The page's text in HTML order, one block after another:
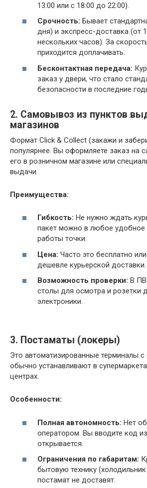
13:00 или с 18:00 до 22:00).
Срочность: Бывает
дня) и экспресс-доставка (от
нескольких часов). За
приходится доплачивать.
Бесконтактная передача:
заказ у двери, что стало
безопасности в последние
2. Самовывоз из пунктов
магазинов
Формат Click & Collect (закажи и
популярнее. Вы оформляете заказ на
его в розничном магазине или
выдачи.
Преимущества:
Гибкость: Не нужно ждать
пакет можно в любое удобное
работы точки.
Цена: Часто это бесплатно
дешевле курьерской доставки.
Возможность проверки: В
столы для осмотра и розетки
электроники.
3. Постаматы (локеры)
Это автоматизированные терминалы
обычно устанавливают в
центрах.
Особенности:
Полная автономность: Нет
оператором. Вы вводите код
открывается.
Ограничения по габаритам:
бытовую технику
постамат не доставят.